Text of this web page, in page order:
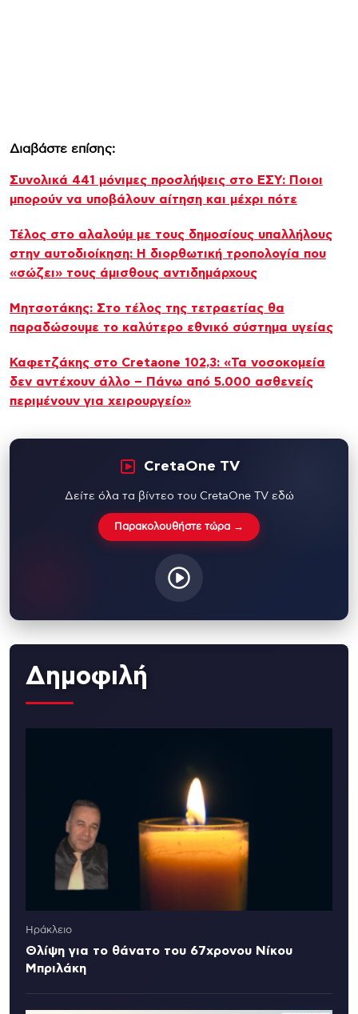
Διαβάστε επίσης:
Συνολικά 441 μόνιμες προσλήψεις στο ΕΣΥ: Ποιοι
μπορούν να υποβάλουν αίτηση και μέχρι πότε
Τέλος στο αλαλούμ με τους δημοσίους υπαλλήλους
στην αυτοδιοίκηση: Η διορθωτική τροπολογία που
«σώζει» τους άμισθους αντιδημάρχους
Μητσοτάκης: Στο τέλος της τετραετίας θα
παραδώσουμε το καλύτερο εθνικό σύστημα υγείας
Καφετζάκης στο Cretaone 102,3: «Τα νοσοκομεία
δεν αντέχουν άλλο – Πάνω από 5.000 ασθενείς
περιμένουν για χειρουργείο»
CretaOne TV
Δείτε όλα τα βίντεο του CretaOne TV εδώ
Παρακολουθήστε τώρα →
Δημοφιλή
Ηράκλειο
Θλίψη για το θάνατο του 67χρονου Νίκου
Μπριλάκη